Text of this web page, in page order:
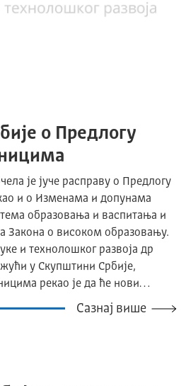
о Предлогу
је јуче расправу о Предлогу
и о Изменама и допунама
образовања и васпитања и
Закона о високом образовању.
и технолошког развоја др
у Скупштини Србије,
рекао је да ће нови…
Сазнај више